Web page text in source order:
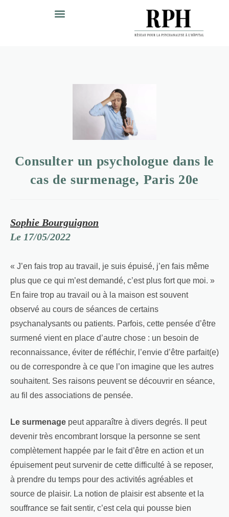
Consulter un psychologue dans le
cas de surmenage, Paris 20e
Sophie Bourguignon
Le 17/05/2022
« J’en fais trop au travail, je suis épuisé, j’en fais même
plus que ce qui m’est demandé, c’est plus fort que moi. »
En faire trop au travail ou à la maison est souvent
observé au cours de séances de certains
psychanalysants ou patients. Parfois, cette pensée d’être
surmené vient en place d’autre chose : un besoin de
reconnaissance, éviter de réfléchir, l’envie d’être parfait(e)
ou de correspondre à ce que l’on imagine que les autres
souhaitent. Ses raisons peuvent se découvrir en séance,
au fil des associations de pensée.
Le surmenage peut apparaître à divers degrés. Il peut
devenir très encombrant lorsque la personne se sent
complètement happée par le fait d’être en action et un
épuisement peut survenir de cette difficulté à se reposer,
à prendre du temps pour des activités agréables et
source de plaisir. La notion de plaisir est absente et la
souffrance se fait sentir, c’est cela qui pousse bien